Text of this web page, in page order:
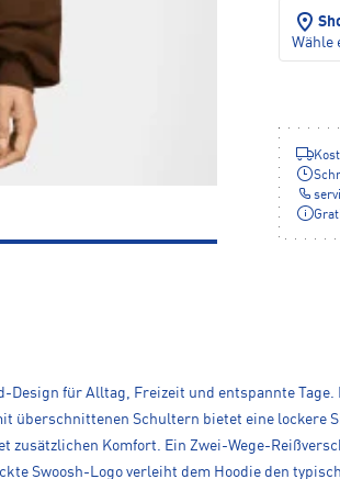
Wähle
für Alltag, Freizeit und entspannte
überschnittenen Schultern bietet eine lockere
Komfort. Ein Zwei-Wege-
Swoosh-Logo verleiht dem Hoodie den